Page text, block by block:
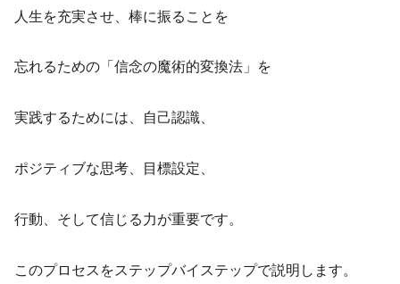
人生を充実させ、棒に振ることを
忘れるための「信念の魔術的変換法」を
実践するためには、自己認識、
ポジティブな思考、目標設定、
行動、そして信じる力が重要です。
このプロセスをステップバイステップで説明します。